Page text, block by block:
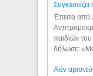
Έπειτα από
παιδιών
δήλωσε:
Aιέν